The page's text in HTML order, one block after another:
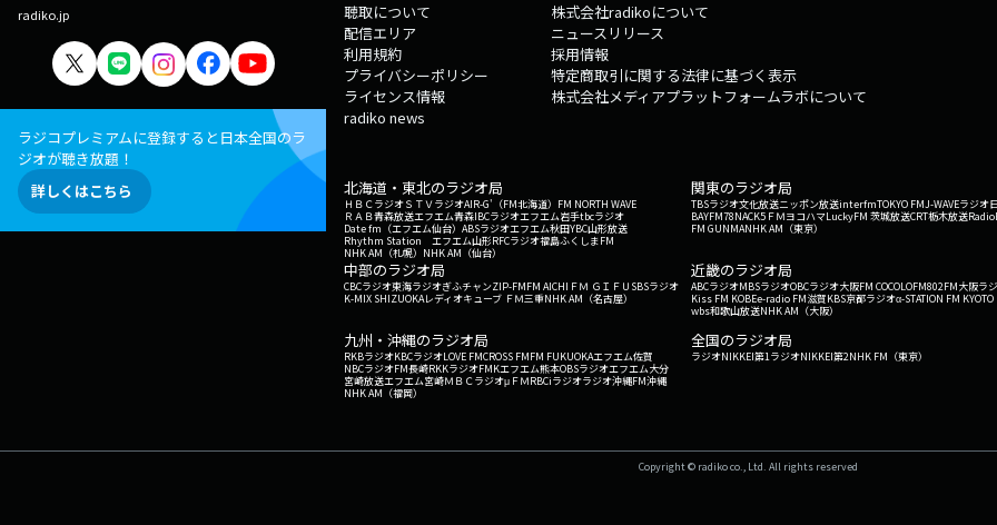
radiko.jp
ラジコプレミアムに登録すると日本全国のラ
ジオが聴き放題！
詳しくはこちら
聴取について
配信エリア
利用規約
プライバシーポリシー
ライセンス情報
radiko news
株式会社radikoについて
ニュースリリース
採用情報
特定商取引に関する法律に基づく表示
株式会社メディアプラットフォームラボについて
北海道・東北のラジオ局
ＨＢＣラジオＳＴＶラジオAIR-G'（FM北海道） FM NORTH WAVE
ＲＡＢ青森放送エフエム青森IBCラジオエフエム岩手tbcラジオ
Date fm（エフエム仙台） ABSラジオエフエム秋田YBC山形放送
Rhythm Station エフエム山形RFCラジオ福島ふくしまFM
NHK AM（札幌） NHK AM（仙台）
関東のラジオ局
TBSラジオ文化放送ニッポン放送interfmTOKYO FMJ-WAVEラジオ
BAYFM78NACK5 ＦＭヨコハマLuckyFM 茨城放送CRT栃木放送
FM GUNMANHK AM（東京）
中部のラジオ局
CBCラジオ東海ラジオぎふチャンZIP-FMFM AICHI ＦＭ ＧＩＦＵ SBSラジオ
K-MIX SHIZUOKAレディオキューブ ＦＭ三重NHK AM（名古屋）
近畿のラジオ局
ABCラジオMBSラジオOBCラジオ大阪FM COCOLOFM802FM大阪ラ
Kiss FM KOBEe-radio FM滋賀KBS京都ラジオα-STATION FM KYOTO
wbs和歌山放送NHK AM（大阪）
九州・沖縄のラジオ局
RKBラジオKBCラジオLOVE FMCROSS FMFM FUKUOKAエフエム佐賀
NBCラジオFM長崎RKKラジオFMKエフエム熊本OBSラジオエフエム大分
宮崎放送エフエム宮崎ＭＢＣラジオμＦＭRBCiラジオラジオ沖縄FM沖縄
NHK AM（福岡）
全国のラジオ局
ラジオNIKKEI第1ラジオNIKKEI第2NHK FM（東京）
Copyright © radiko co., Ltd. All rights reserved